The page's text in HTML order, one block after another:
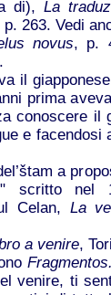
di), La
263. Vedi
novus, p.
il
prima
conoscere il
e facendosi
a
scritto nel
Celan, La
a venire,
venire, ti